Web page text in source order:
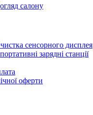
салону
сенсорного дисплея
зарядні станції
оферти